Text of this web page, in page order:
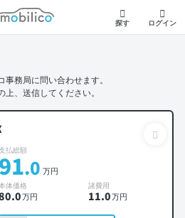
モビリコ
探す ログイン
務局に問い合わせます。
、送信してください。
払総額
91.0 万円
体価格
.0万円
諸費用
11.0万円